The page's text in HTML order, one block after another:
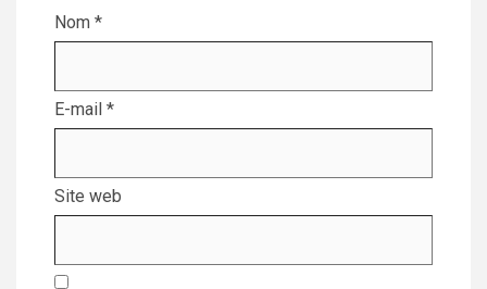
Nom *
E-mail *
Site web